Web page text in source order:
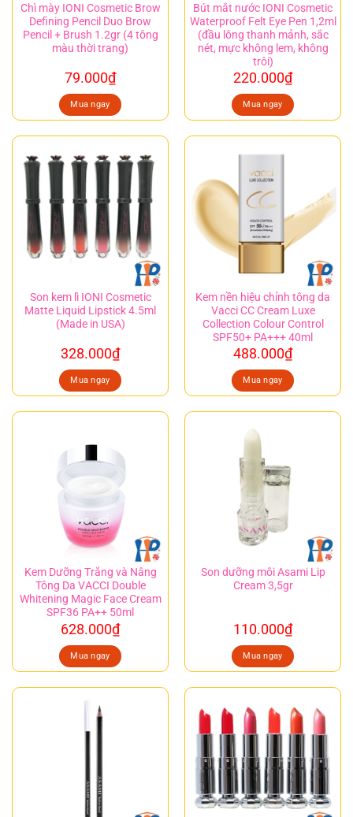
Chì mày IONI Cosmetic Brow
Defining Pencil Duo Brow
Pencil + Brush 1.2gr (4 tông
màu thời trang)
79.000₫
Mua ngay
Bút mắt nước IONI Cosmetic
Waterproof Felt Eye Pen 1,2ml
(đầu lông thanh mảnh, sắc
nét, mực không lem, không
trôi)
220.000₫
Mua ngay
Son kem lì IONI Cosmetic
Matte Liquid Lipstick 4.5ml
(Made in USA)
328.000₫
Mua ngay
Kem nền hiệu chỉnh tông da
Vacci CC Cream Luxe
Collection Colour Control
SPF50+ PA+++ 40ml
488.000₫
Mua ngay
Kem Dưỡng Trắng và Nâng
Tông Da VACCI Double
Whitening Magic Face Cream
SPF36 PA++ 50ml
628.000₫
Mua ngay
Son dưỡng môi Asami Lip
Cream 3,5gr
110.000₫
Mua ngay